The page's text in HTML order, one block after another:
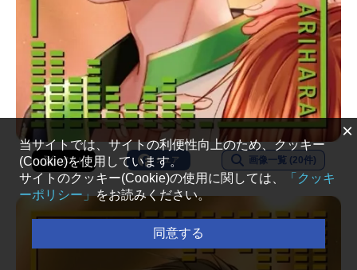
ポスト シェア 画像一覧 (20件)
×
当サイトでは、サイトの利便性向上のため、クッキー
(Cookie)を使用しています。
サイトのクッキー(Cookie)の使用に関しては、
「クッキ
ーポリシー」をお読みください。
同意する